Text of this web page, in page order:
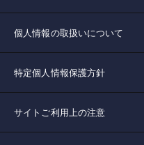
個人情報の取扱いについて
特定個人情報保護方針
サイトご利用上の注意